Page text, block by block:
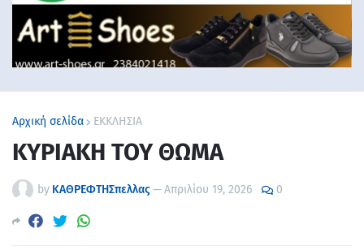
Αρχική σελίδα ΕΚΚΛΗΣΙΑ
ΚΥΡΙΑΚΗ ΤΟΥ ΘΩΜΑ
by ΚΑΘΡΕΦΤΗΣπελλας—Απριλίου 19, 2026 0